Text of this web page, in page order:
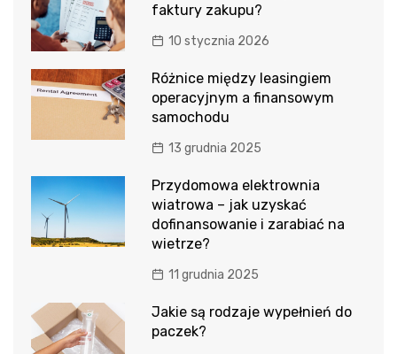
faktury zakupu?
10 stycznia 2026
Różnice między leasingiem
operacyjnym a finansowym
samochodu
13 grudnia 2025
Przydomowa elektrownia
wiatrowa – jak uzyskać
dofinansowanie i zarabiać na
wietrze?
11 grudnia 2025
Jakie są rodzaje wypełnień do
paczek?